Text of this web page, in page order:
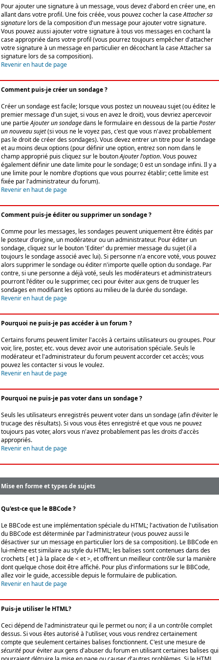
Pour ajouter une signature à un message, vous devez d'abord en créer une, en
allant dans votre profil. Une fois créée, vous pouvez cocher la caseAttacher sa
signature lors de la composition d'un message pour ajouter votre signature.
Vous pouvez aussi ajouter votre signature à tous vos messages en cochant la
case appropriée dans votre profil (vous pourrez toujours empêcher d'attacher
votre signature à un message en particulier en décochant la case Attacher sa
signature lors de sa composition).
Revenir en haut de page
Comment puis-je créer un sondage ?
Créer un sondage est facile; lorsque vous postez un nouveau sujet (ou éditez le
premier message d'un sujet, si vous en avez le droit), vous devriez apercevoir
une partieAjouter un sondagedans le formulaire en dessous de la partiePoster
un nouveau sujet(si vous ne le voyez pas, c'est que vous n'avez probablement
pas le droit de créer des sondages). Vous devez entrer un titre pour le sondage
et au moins deux options (pour définir une option, entrez son nom dans le
champ approprié puis cliquez sur le boutonAjouter l'option. Vous pouvez
également définir une date limite pour le sondage; 0 est un sondage infini. Il y a
une limite pour le nombre d'options que vous pourrez établir; cette limite est
fixée par l'administrateur du forum).
Revenir en haut de page
Comment puis-je éditer ou supprimer un sondage ?
Comme pour les messages, les sondages peuvent uniquement être édités par
le posteur d'origine, un modérateur ou un administrateur. Pour éditer un
sondage, cliquez sur le bouton 'Editer' du premier message du sujet (il a
toujours le sondage associé avec lui). Si personne n'a encore voté, vous pouvez
alors supprimer le sondage ou éditer n'importe quelle option du sondage. Par
contre, si une personne a déjà voté, seuls les modérateurs et administrateurs
pourront l'éditer ou le supprimer, ceci pour éviter aux gens de truquer les
sondages en modifiant les options au milieu de la durée du sondage.
Revenir en haut de page
Pourquoi ne puis-je pas accéder à un forum ?
Certains forums peuvent limiter l'accès à certains utilisateurs ou groupes. Pour
voir, lire, poster, etc. vous devez avoir une autorisation spéciale. Seuls le
modérateur et l'administrateur du forum peuvent accorder cet accès; vous
pouvez les contacter si vous le voulez.
Revenir en haut de page
Pourquoi ne puis-je pas voter dans un sondage ?
Seuls les utilisateurs enregistrés peuvent voter dans un sondage (afin d'éviter le
trucage des résultats). Si vous vous êtes enregistré et que vous ne pouvez
toujours pas voter, alors vous n'avez probablement pas les droits d'accès
appropriés.
Revenir en haut de page
Mise en forme et types de sujets
Qu'est-ce que le BBCode ?
Le BBCode est une implémentation spéciale du HTML; l'activation de l'utilisation
du BBCode est déterminée par l'administrateur (vous pouvez aussi le
désactiver sur un message en particulier lors de sa composition). Le BBCode en
lui-même est similaire au style du HTML; les balises sont contenues dans des
crochets [ et ] à la place de < et >, et offrent un meilleur contrôle sur la manière
dont quelque chose doit être affiché. Pour plus d'informations sur le BBCode,
allez voir le guide, accessible depuis le formulaire de publication.
Revenir en haut de page
Puis-je utiliser le HTML?
Ceci dépend de l'administrateur qui le permet ou non; il a un contrôle complet
dessus. Si vous êtes autorisé à l'utiliser, vous vous rendrez certainement
compte que seulement certaines balises fonctionnent. C'est une mesure de
sécurité pour éviter aux gens d'abuser du forum en utilisant certaines balises qui